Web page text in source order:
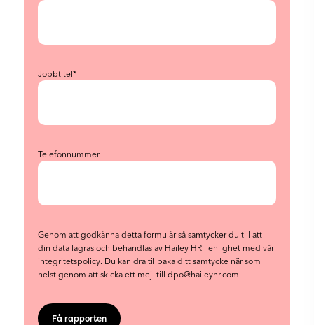
Jobbtitel*
Telefonnummer
Genom att godkänna detta formulär så samtycker du till att
din data lagras och behandlas av Hailey HR i enlighet med vår
integritetspolicy. Du kan dra tillbaka ditt samtycke när som
helst genom att skicka ett mejl till dpo@haileyhr.com.